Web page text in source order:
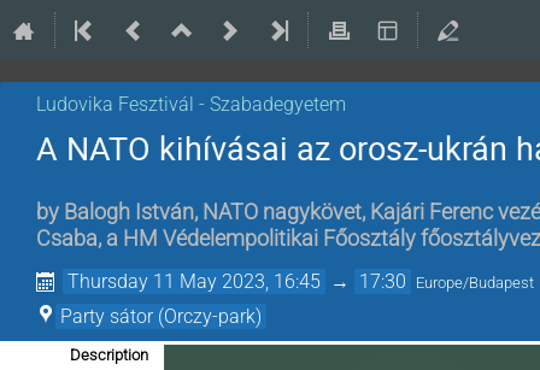
Ludovika Fesztivál - Szabadegyetem
A NATO kihívásai az orosz-ukrán
by Balogh István, NATO nagykövet, Kajári Ferenc
Csaba, a HM Védelempolitikai Főosztály
Thursday 11 May 2023, 16:45 → 17:30 Europe/Budapest
Party sátor (Orczy-park)
Description